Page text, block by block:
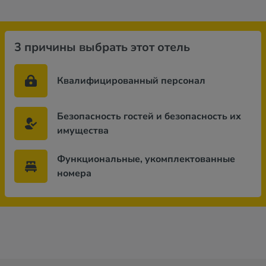
3 причины выбрать этот отель
Квалифицированный персонал
Безопасность гостей и безопасность их
имущества
Функциональные, укомплектованные
номера